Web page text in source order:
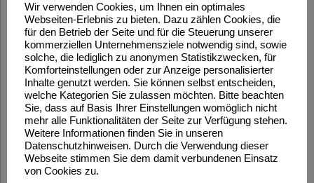
Wir verwenden Cookies, um Ihnen ein optimales
Webseiten-Erlebnis zu bieten. Dazu zählen Cookies, die
für den Betrieb der Seite und für die Steuerung unserer
kommerziellen Unternehmensziele notwendig sind, sowie
solche, die lediglich zu anonymen Statistikzwecken, für
Komforteinstellungen oder zur Anzeige personalisierter
Inhalte genutzt werden. Sie können selbst entscheiden,
welche Kategorien Sie zulassen möchten. Bitte beachten
Sie, dass auf Basis Ihrer Einstellungen womöglich nicht
mehr alle Funktionalitäten der Seite zur Verfügung stehen.
Weitere Informationen finden Sie in unseren
Datenschutzhinweisen. Durch die Verwendung dieser
Webseite stimmen Sie dem damit verbundenen Einsatz
von Cookies zu.